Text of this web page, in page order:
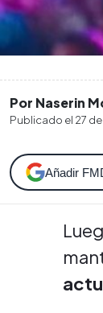
Por Naserin
Publicado el 27 de
Añadir